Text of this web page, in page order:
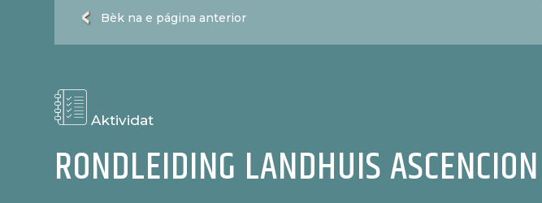
Bèk na e página anterior
Aktividat
RONDLEIDING LANDHUIS ASCENCION